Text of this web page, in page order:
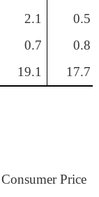
2.1
0.5
0.7
0.8
19.1 17.7
Consumer Price